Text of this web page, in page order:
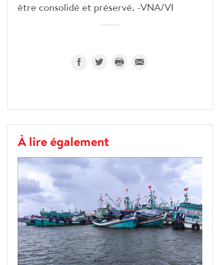
être consolidé et préservé. -VNA/VI
À lire également